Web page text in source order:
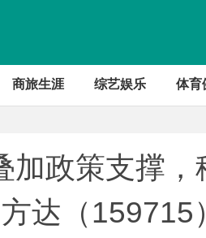
商旅生涯 综艺娱乐 体育
加政策支撑
达（